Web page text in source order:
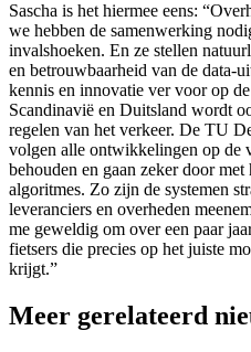
Sascha is het hiermee eens:
we hebben de samenwerking
invalshoeken. En ze stellen
en betrouwbaarheid van de data-
kennis en innovatie ver voor op
Scandinavië en Duitsland wordt
regelen van het verkeer. De TU
volgen alle ontwikkelingen op de
behouden en gaan zeker door
algoritmes. Zo zijn de systemen
leveranciers en overheden
me geweldig om over een paar
fietsers die precies op het juiste
krijgt.”
Meer gerelateerd